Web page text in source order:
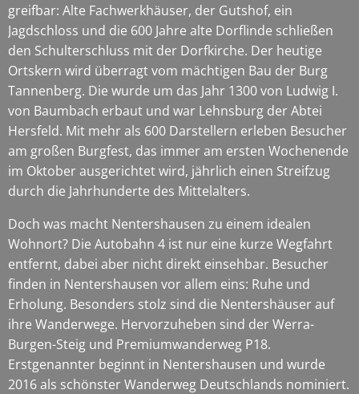
greifbar: Alte Fachwerkhäuser, der Gutshof, ein
Jagdschloss und die 600 Jahre alte Dorflinde schließen
den Schulterschluss mit der Dorfkirche. Der heutige
Ortskern wird überragt vom mächtigen Bau der Burg
Tannenberg. Die wurde um das Jahr 1300 von Ludwig I.
von Baumbach erbaut und war Lehnsburg der Abtei
Hersfeld. Mit mehr als 600 Darstellern erleben Besucher
am großen Burgfest, das immer am ersten Wochenende
im Oktober ausgerichtet wird, jährlich einen Streifzug
durch die Jahrhunderte des Mittelalters.
Doch was macht Nentershausen zu einem idealen
Wohnort? Die Autobahn 4 ist nur eine kurze Wegfahrt
entfernt, dabei aber nicht direkt einsehbar. Besucher
finden in Nentershausen vor allem eins: Ruhe und
Erholung. Besonders stolz sind die Nentershäuser auf
ihre Wanderwege. Hervorzuheben sind der Werra-
Burgen-Steig und Premiumwanderweg P18.
Erstgenannter beginnt in Nentershausen und wurde
2016 als schönster Wanderweg Deutschlands nominiert.